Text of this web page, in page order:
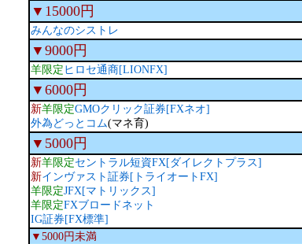
▼15000円
みんなのシストレ
▼9000円
羊限定 ヒロセ通商[LIONFX]
▼6000円
新羊限定GMOクリック証券[FXネオ]
外為どっとコム(マネ育)
▼5000円
新羊限定セントラル短資FX[ダイレクトプラス]
新インヴァスト証券[トライオートFX]
羊限定JFX[マトリックス]
羊限定FXブロードネット
IG証券[FX標準]
▼5000円未満